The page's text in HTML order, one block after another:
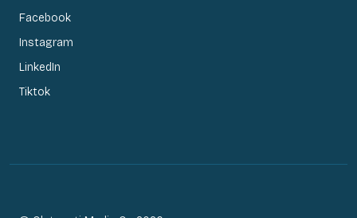
Facebook
Instagram
LinkedIn
Tiktok